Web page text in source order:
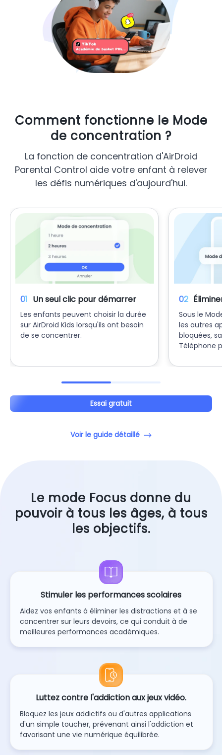
Comment fonctionne le Mode
de concentration ?
La fonction de concentration d'AirDroid
Parental Control aide votre enfant à relever
les défis numériques d'aujourd'hui.
01 Un seul clic pour démarrer
Les enfants peuvent choisir la durée
sur AirDroid Kids lorsqu'ils ont besoin
de se concentrer.
02
Sous le
les autres
bloquées,
Téléphone
Essai gratuit
Voir le guide détaillé
Le mode Focus donne du
pouvoir à tous les âges, à tous
les objectifs.
Stimuler les performances scolaires
Aidez vos enfants à éliminer les distractions et à se
concentrer sur leurs devoirs, ce qui conduit à de
meilleures performances académiques.
Luttez contre l'addiction aux jeux vidéo.
Bloquez les jeux addictifs ou d'autres applications
d'un simple toucher, prévenant ainsi l'addiction et
favorisant une vie numérique équilibrée.